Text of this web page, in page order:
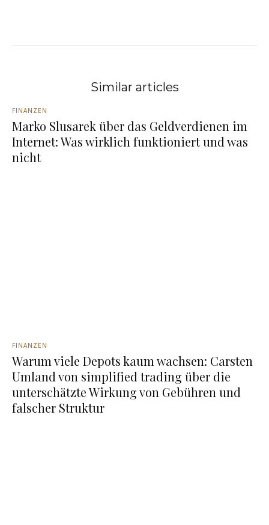
Similar articles
FINANZEN
Marko Slusarek über das Geldverdienen im
Internet: Was wirklich funktioniert und was
nicht
FINANZEN
Warum viele Depots kaum wachsen: Carsten
Umland von simplified trading über die
unterschätzte Wirkung von Gebühren und
falscher Struktur